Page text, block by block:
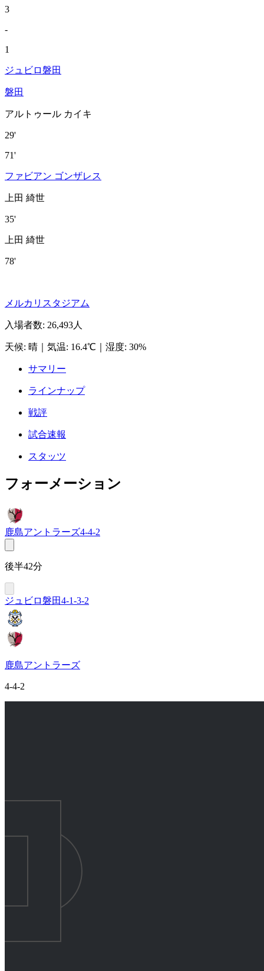
3
-
1
ジュビロ磐田
磐田
アルトゥール カイキ
29'
71'
ファビアン ゴンザレス
上田 綺世
35'
上田 綺世
78'
メルカリスタジアム
入場者数: 26,493人
天候: 晴 気温: 16.4℃ 湿度: 30%
サマリー
ラインナップ
戦評
試合速報
スタッツ
フォーメーション
鹿島アントラーズ4-4-2
後半42分
ジュビロ磐田4-1-3-2
鹿島アントラーズ
4-4-2